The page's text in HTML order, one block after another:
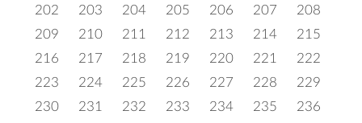
202
203 204 205 206 207
208
209
210 211 212 213 214
215
216
217 218 219 220 221
222
223
224 225 226 227 228
229
230
231 232 233 234 235
236